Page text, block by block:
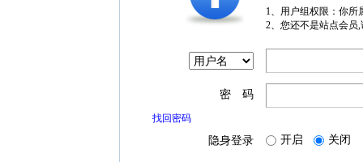
1、用户组权限：你所
2、您还不是站点会员
密 码
找回密码
隐身登录 开启 关闭